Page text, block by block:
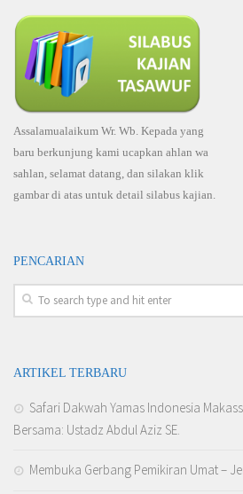
Assalamualaikum Wr. Wb. Kepada yang
baru berkunjung kami ucapkan ahlan wa
sahlan, selamat datang, dan silakan klik
gambar di atas untuk detail silabus kajian.
PENCARIAN
ARTIKEL TERBARU
Safari Dakwah Yamas Indonesia
Bersama: Ustadz Abdul Aziz SE.
Membuka Gerbang Pemikiran Umat –